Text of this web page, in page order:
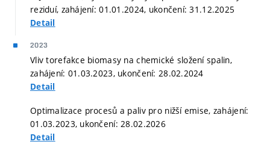
reziduí, zahájení: 01.01.2024, ukončení: 31.12.2025
Detail
2023
Vliv torefakce biomasy na chemické složení spalin,
zahájení: 01.03.2023, ukončení: 28.02.2024
Detail
Optimalizace procesů a paliv pro nižší emise, zahájení:
01.03.2023, ukončení: 28.02.2026
Detail